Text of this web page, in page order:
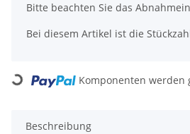
Bitte beachten Sie das
Bei diesem Artikel ist die
Loading... Komponenten werden
Beschreibung